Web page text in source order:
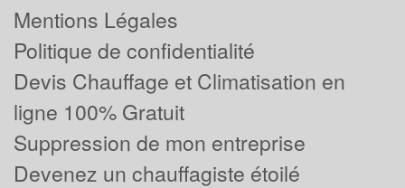
Mentions Légales
Politique de confidentialité
Devis Chauffage et Climatisation en
ligne 100% Gratuit
Suppression de mon entreprise
Devenez un chauffagiste étoilé